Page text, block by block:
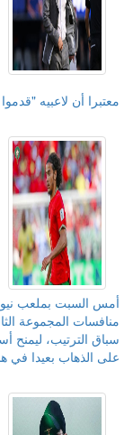
معتبرا أن لاعبيه
أمس السبت بملعب
سباق الترتيب، ليمنح
على الذهاب بعيدا في